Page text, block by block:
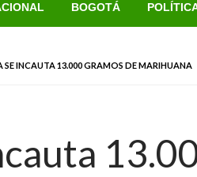
BOGOTÁ
SE INCAUTA 13.000 GRAMOS DE MARIHUANA